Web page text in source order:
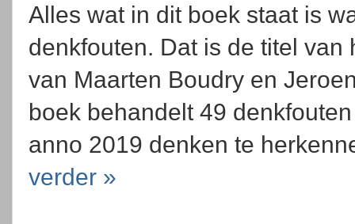
Alles wat in dit boek staat is
denkfouten. Dat is de titel van
van Maarten Boudry en
boek behandelt 49
anno 2019 denken te
verder »